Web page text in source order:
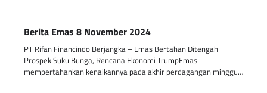
Berita Emas 8 November 2024
PT Rifan Financindo Berjangka – Emas Bertahan Ditengah
Prospek Suku Bunga, Rencana Ekonomi TrumpEmas
mempertahankan kenaikannya pada akhir perdagangan minggu…